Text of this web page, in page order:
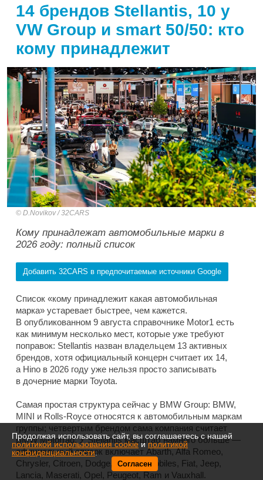
14 брендов Stellantis, 10 у
VW Group и smart 50/50: кто
кому принадлежит
D.Novikov / 32CARS
Кому принадлежат автомобильные марки в
2026 году: полный список
Добавить 32CARS в предпочитаемые источники Google
Список «кому принадлежит какая автомобильная
марка» устаревает быстрее, чем кажется.
В опубликованном 9 августа справочнике Motor1 есть
как минимум несколько мест, которые уже требуют
поправок: Stellantis назван владельцем 13 активных
брендов, хотя официальный концерн считает их 14,
а Hino в 2026 году уже нельзя просто записывать
в дочерние марки Toyota.
Самая простая структура сейчас у BMW Group: BMW,
MINI и Rolls-Royce относятся к автомобильным маркам
группы; четвертым брендом сама компания считает
BMW Motorrad. У Stellantis масштаб намного больше —
официальный список включает Abarth, Alfa Romeo,
Chrysler, Citroen, Dodge, DS Automobiles, Fiat, Jeep,
Lancia, Maserati, Opel, Peugeot, Ram и Vauxhall.
Продолжая использовать сайт, вы соглашаетесь с нашей
политикой использования cookieи политикой
конфиденциальности.
Согласен